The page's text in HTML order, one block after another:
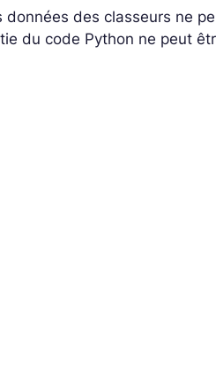
données des classeurs ne
du code Python ne peut